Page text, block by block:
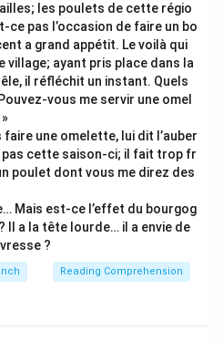
Pronoun Options:
examiner expects a simple
there are multiple
of Place (où):Represents
vous un monument
(Do you know a monument
park?)
with Spatial
près duquel):
(masculine singular
devant lequel.
\rightarrow
les poulets de cette régio
ce pas l’occasion de faire un bo
a grand appétit. Le voilà qui
village; ayant pris place dans la
il réfléchit un instant. Quels
vous me servir une omel
une omelette, lui dit l’auber
cette saison-ci; il fait trop fr
poulet dont vous me direz des
Mais est-ce l’effet du bourgog
Il a la tête lourde… il a envie de
?
Reading Comprehension